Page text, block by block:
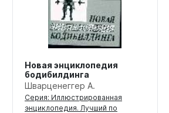
Новая энциклопедия
бодибилдинга
Шварценеггер А.
Серия: Иллюстрированная
энциклопедия. Лучший по